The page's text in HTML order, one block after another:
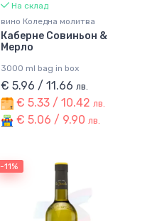
На склад
вино Коледна молитва
Каберне Совиньон &
Мерло
3000 ml bag in box
€ 5.96 / 11.66 лв.
€ 5.33 / 10.42 лв.
€ 5.06 / 9.90 лв.
-11%